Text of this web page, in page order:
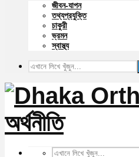
জীবন-যাপন
তথ্যপ্রযুক্তি
চাকুরী
ভ্রমন
স্বাস্থ্য